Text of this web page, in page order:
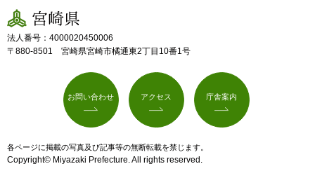
宮崎県
法人番号：4000020450006
〒880-8501 宮崎県宮崎市橘通東2丁目10番1号
お問い合わせ アクセス 庁舎案内
各ページに掲載の写真及び記事等の無断転載を禁じます。
Copyright© Miyazaki Prefecture. All rights reserved.